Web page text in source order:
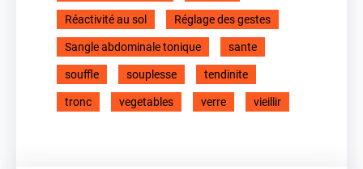
Réactivité au sol Réglage des gestes
Sangle abdominale tonique sante
souffle souplesse tendinite
tronc vegetables verre vieillir